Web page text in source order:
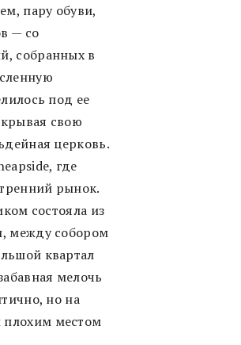
пару обуви,
— со
собранных в
под ее
свою
церковь.
где
рынок.
состояла из
между собором
квартал
мелочь
но на
плохим местом